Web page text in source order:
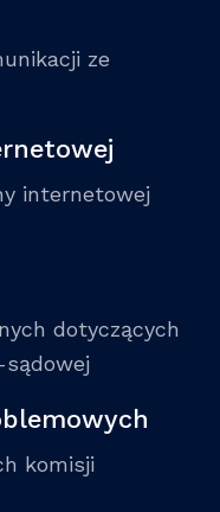
ze
internetowej
dotyczących
komisji